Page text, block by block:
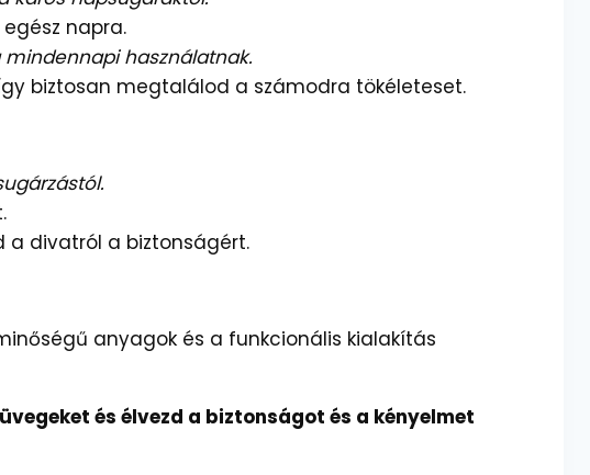
napra.
használatnak.
így biztosan megtalálod a számodra tökéleteset.
a divatról a biztonságért.
anyagok és a funkcionális kialakítás
és élvezd a biztonságot és a kényelmet